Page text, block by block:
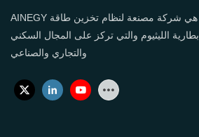
AINEGY هي شركة مصنعة لنظام تخزين طاقة
بطارية الليثيوم والتي تركز على المجال السكني